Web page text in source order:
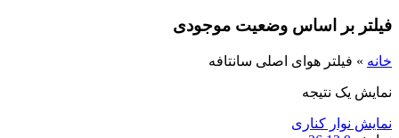
فیلتر بر اساس وضعیت موجودی
خانه » فیلتر هوای اصلی سانتافه
نمایش یک نتیجه
نمایش نوار کناری